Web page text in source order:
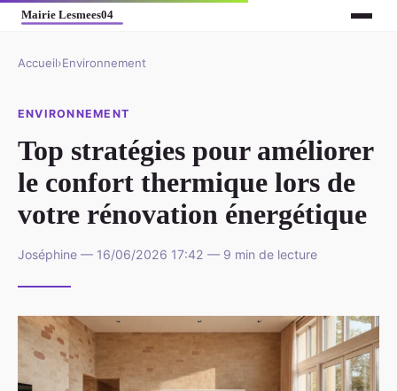
Accueil›Environnement
ENVIRONNEMENT
Top stratégies pour améliorer
le confort thermique lors de
votre rénovation énergétique
Joséphine — 16/06/2026 17:42 — 9 min de lecture